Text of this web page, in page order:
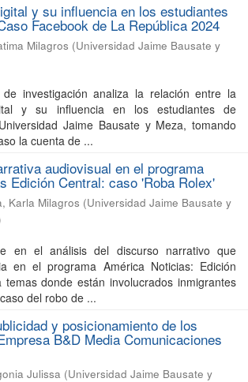
y su influencia en los estudiantes
Facebook de La República 2024
Milagros (Universidad Jaime Bausate y
investigación analiza la relación entre la
y su influencia en los estudiantes de
Jaime Bausate y Meza, tomando
la cuenta de ...
audiovisual en el programa
Edición Central: caso 'Roba Rolex'
Karla Milagros (Universidad Jaime Bausate y
en el análisis del discurso narrativo que
en el programa América Noticias: Edición
donde están involucrados inmigrantes
del robo de ...
y posicionamiento de los
B&D Media Comunicaciones
Julissa (Universidad Jaime Bausate y